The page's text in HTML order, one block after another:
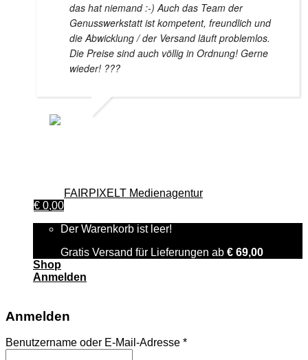
das hat niemand :-) Auch das Team der
Genusswerkstatt ist kompetent, freundlich und
die Abwicklung / der Versand läuft problemlos.
Die Preise sind auch völlig in Ordnung! Gerne
wieder! ???
FAIRPIXELT Medienagentur
€ 0,00
Der Warenkorb ist leer!
Gratis Versand für Lieferungen ab € 69,00
Shop
Anmelden
Anmelden
Benutzername oder E-Mail-Adresse *